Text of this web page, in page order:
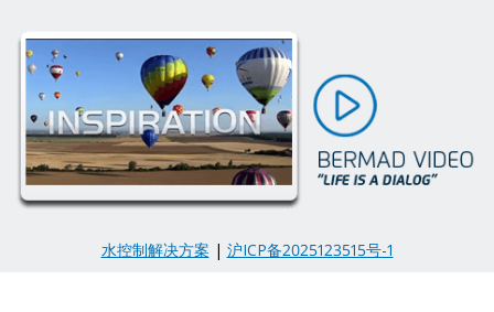
水控制解决方案 | 沪ICP备2025123515号-1